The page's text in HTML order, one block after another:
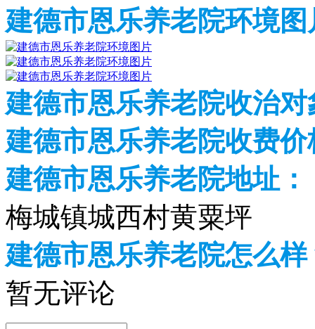
建德市恩乐养老院环境图
建德市恩乐养老院收治对
建德市恩乐养老院收费
建德市恩乐养老院地址：
梅城镇城西村黄粟坪
建德市恩乐养老院怎么样
暂无评论